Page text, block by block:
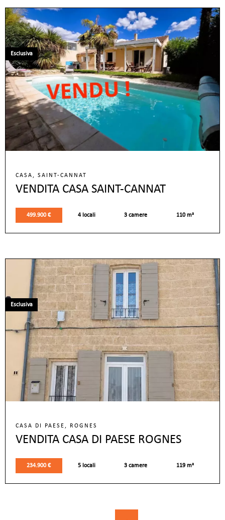
CASA, SAINT-CANNAT
VENDITA CASA SAINT-CANNAT
499.900 € 4 locali 3 camere 110 m²
Esclusiva
CASA DI PAESE, ROGNES
VENDITA CASA DI PAESE ROGNES
234.900 € 5 locali 3 camere 119 m²
Esclusiva